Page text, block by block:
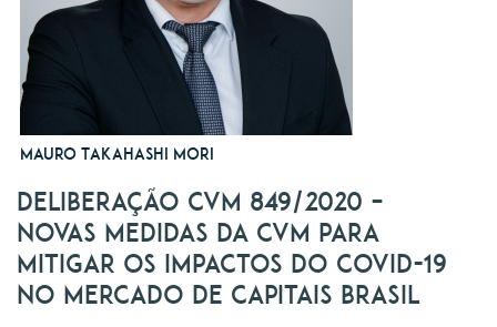
Mauro Takahashi Mori
Deliberação CVM 849/2020 –
Novas medidas da CVM para
mitigar os impactos do Covid-19
no mercado de capitais Brasil